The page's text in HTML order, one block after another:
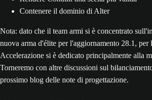
Contenere il dominio di Alter
Nota: dato che il team armi si è concentrato
nuova arma d'élite per l'aggiornamento 28.1,
Accelerazione si è dedicato principalmente alla
Torneremo con altre discussioni sul
prossimo blog delle note di progettazione.